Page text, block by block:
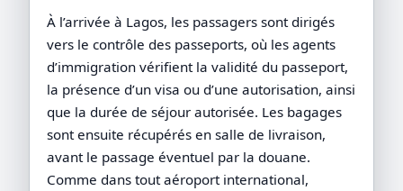
À l’arrivée à Lagos, les passagers sont dirigés
vers le contrôle des passeports, où les agents
d’immigration vérifient la validité du passeport,
la présence d’un visa ou d’une autorisation, ainsi
que la durée de séjour autorisée. Les bagages
sont ensuite récupérés en salle de livraison,
avant le passage éventuel par la douane.
Comme dans tout aéroport international,